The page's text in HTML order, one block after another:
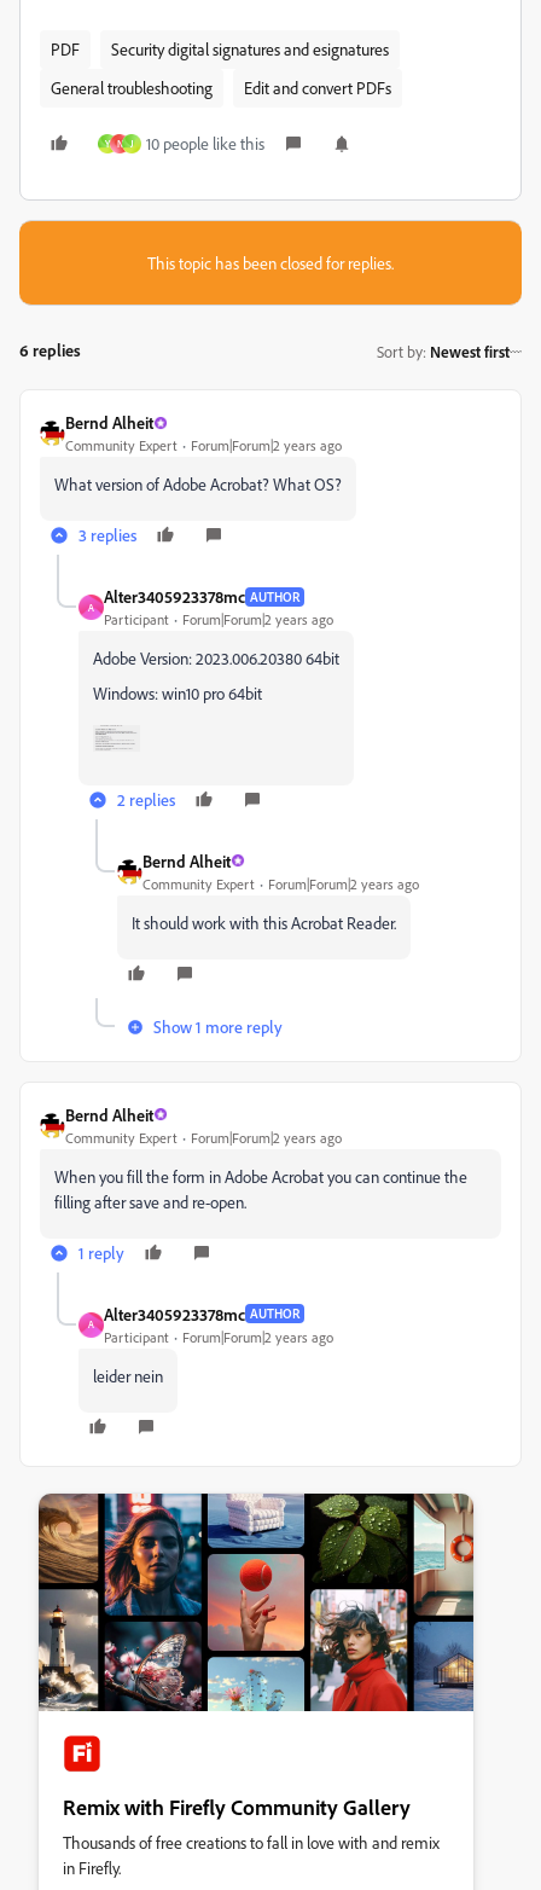
PDF
Security digital signatures and esignatures
General troubleshooting
Edit and convert PDFs
Y N J 10 people like this
This topic has been closed for replies.
6 replies Sort by: Newest first
Bernd Alheit
Community Expert Forum|Forum|2 years ago
What version of Adobe Acrobat? What OS?
3 replies
A
Alter3405923378mc AUTHOR
Participant Forum|Forum|2 years ago
Adobe Version: 2023.006.20380 64bit
Windows: win10 pro 64bit
2 replies
Bernd Alheit
Community Expert Forum|Forum|2 years ago
It should work with this Acrobat Reader.
Show 1 more reply
Bernd Alheit
Community Expert Forum|Forum|2 years ago
When you fill the form in Adobe Acrobat you can continue the
filling after save and re-open.
1 reply
A
Alter3405923378mc AUTHOR
Participant Forum|Forum|2 years ago
leider nein
Remix with Firefly Community Gallery
Thousands of free creations to fall in love with and remix
in Firefly.